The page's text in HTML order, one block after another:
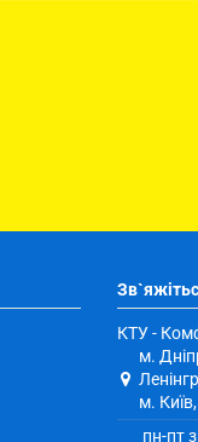
КТУ -
м.
м.
пн-пт